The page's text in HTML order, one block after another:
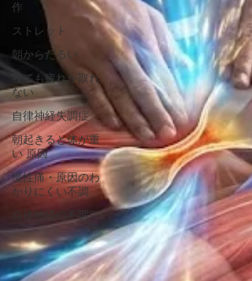
作
ストレット
朝からだるい
寝ても疲れが取れ
ない
自律神経失調症
朝起きると体が重
い 原因
慢性痛・原因のわ
かりにくい不調
自律神経の不調